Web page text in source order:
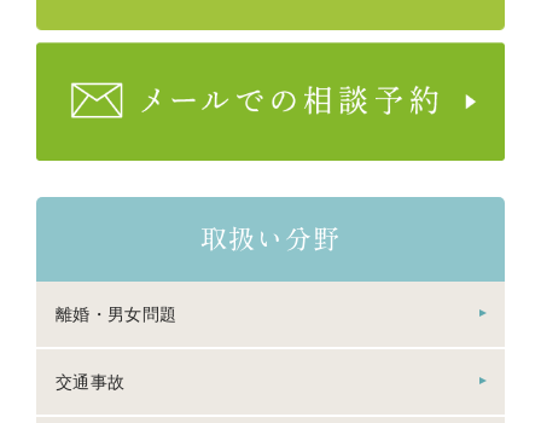
取扱い分野
離婚・男女問題
交通事故